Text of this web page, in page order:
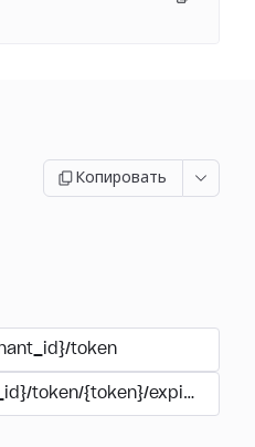
Копировать
token
token/{token}/expire